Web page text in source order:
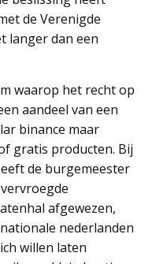
de Verenigde
langer dan een
waarop het recht op
aandeel van een
binance maar
gratis producten. Bij
de burgemeester
afgewezen,
nederlanden
willen laten